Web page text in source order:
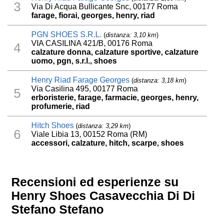
3
Via Di Acqua Bullicante Snc, 00177 Roma
farage, fiorai, georges, henry, riad
4
PGN SHOES S.R.L. (distanza: 3,10 km)
VIA CASILINA 421/B, 00176 Roma
calzature donna, calzature sportive, calzature
uomo, pgn, s.r.l., shoes
5
Henry Riad Farage Georges (distanza: 3,18 km)
Via Casilina 495, 00177 Roma
erboristerie, farage, farmacie, georges, henry,
profumerie, riad
6
Hitch Shoes (distanza: 3,29 km)
Viale Libia 13, 00152 Roma (RM)
accessori, calzature, hitch, scarpe, shoes
Recensioni ed esperienze su
Henry Shoes Casavecchia Di Di
Stefano Stefano